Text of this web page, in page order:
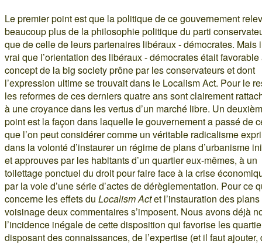
Le premier point est que la politique de ce gouvernement
beaucoup plus de la philosophie politique du parti
que de celle de leurs partenaires libéraux - démocrates. Mais
vrai que l’orientation des libéraux - démocrates était favorable
concept de la big society prône par les conservateurs et dont
l’expression ultime se trouvait dans le Localism Act. Pour le
les reformes de ces derniers quatre ans sont clairement
à une croyance dans les vertus d’un marché libre. Un
point est la façon dans laquelle le gouvernement a passé de
que l’on peut considérer comme un véritable radicalisme
dans la volonté d’instaurer un régime de plans d’urbanisme
et approuves par les habitants d’un quartier eux-mêmes, à un
toilettage ponctuel du droit pour faire face à la crise
par la voie d’une série d’actes de dérèglementation. Pour ce
concerne les effets du Localism Actet l’instauration des
voisinage deux commentaires s’imposent. Nous avons déjà
l’incidence inégale de cette disposition qui favorise les
disposant des connaissances, de l’expertise (et il faut ajouter,